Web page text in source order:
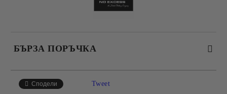
БЪРЗА ПОРЪЧКА
Сподели Tweet